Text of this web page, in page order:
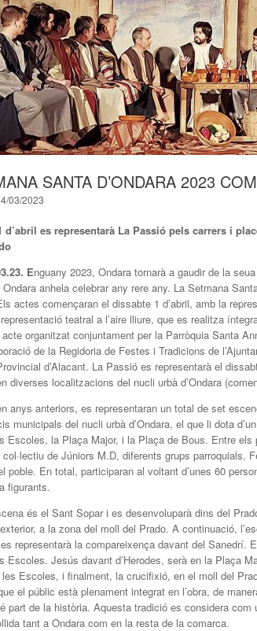
SANTA D’ONDARA 2023
03/2023
d’abril es representarà La Passió pels carrers i
Enguany 2023, Ondara tornarà a gaudir de la
anhela celebrar any rere any. La Setmana
actes començaran el dissabte 1 d’abril, amb la
teatral a l’aire lliure, que es realitza
organitzat conjuntament per la Parròquia Santa
de la Regidoria de Festes i Tradicions de
d’Alacant. La Passió es representarà el
diverses localitzacions del nucli urbà d’Ondara
anys anteriors, es representaran un total de set
municipals del nucli urbà d’Ondara, el que li dota
Escoles, la Plaça Major, i la Plaça de Bous. Entre
col·lectiu de Júniors M.D, diferents grups
poble. En total, participaran al voltant d’unes 60
figurants.
és el Sant Sopar i es desenvoluparà dins del
a la zona del moll del Prado. A continuació,
es representarà la compareixença davant del
Escoles. Jesús davant d’Herodes, serà en la Plaça
Escoles, i finalment, la crucifixió, en el moll del
el públic està plenament integrat en l’obra, de
part de la història. Aquesta tradició es considera
tant a Ondara com en la resta de la comarca.